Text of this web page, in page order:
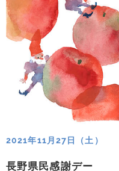
2021年11月27日（土）
長野県民感謝デー